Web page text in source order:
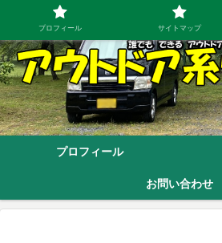
プロフィール
お問い合わせ
プロフィール サイトマップ